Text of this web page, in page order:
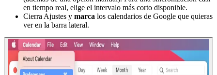
en tiempo real, elige el intervalo más corto disponible.
Cierra Ajustes y marca los calendarios de Google que quieras
ver en la barra lateral.